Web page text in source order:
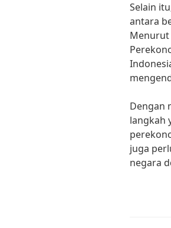
Selain
antara
Menurut
Dengan
langkah
juga
negara